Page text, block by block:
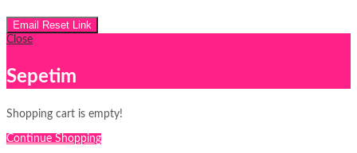
Email Reset Link
Close
Sepetim
Shopping cart is empty!
Continue Shopping